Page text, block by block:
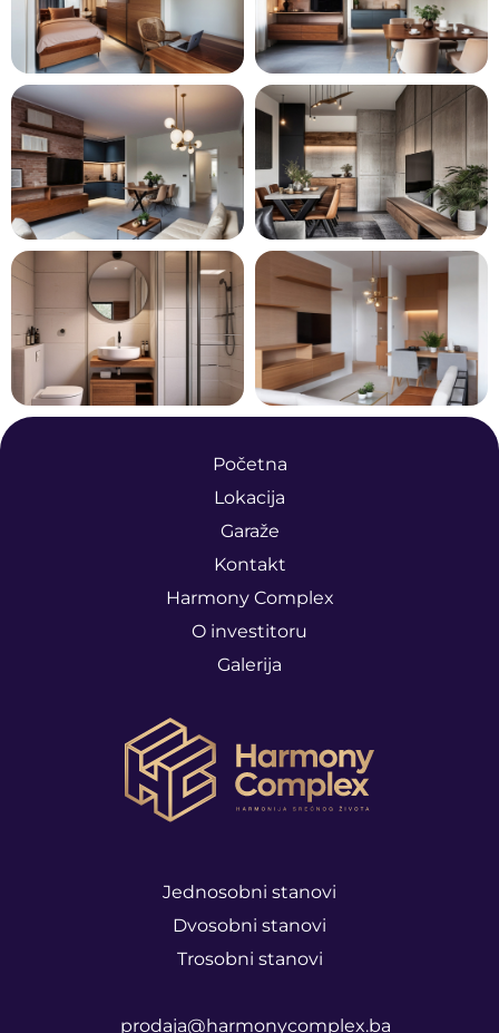
Početna
Lokacija
Garaže
Kontakt
Harmony Complex
O investitoru
Galerija
Jednosobni stanovi
Dvosobni stanovi
Trosobni stanovi
prodaja@harmonycomplex.ba